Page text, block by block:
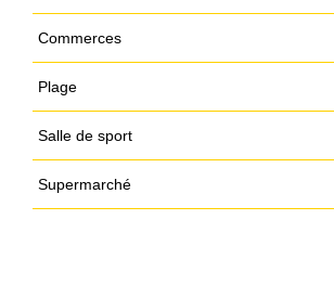
Commerces
Plage
Salle de sport
Supermarché